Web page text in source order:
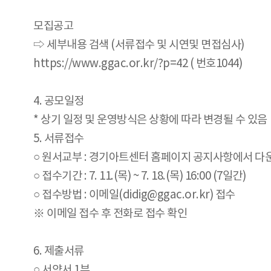
모집공고
⇨ 세부내용 검색 (서류접수 및 시연및 면접심사)
https://www.ggac.or.kr/?p=42 ( 번호1044)
4. 공모일정
* 상기 일정 및 운영방식은 상황에 따라 변경될 수 있음
5. 서류접수
○ 원서교부 : 경기아트센터 홈페이지 공지사항에서 다
○ 접수기간 : 7. 11.(목) ~ 7. 18.(목) 16:00 (7일간)
○ 접수방법 : 이메일(didig@ggac.or.kr) 접수
※ 이메일 접수 후 전화로 접수 확인
6. 제출서류